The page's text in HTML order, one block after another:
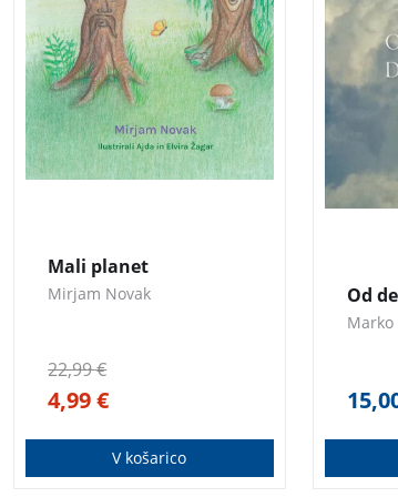
Mali planet
Mirjam Novak
22,99€
4,99€
V košarico
Od
Marko